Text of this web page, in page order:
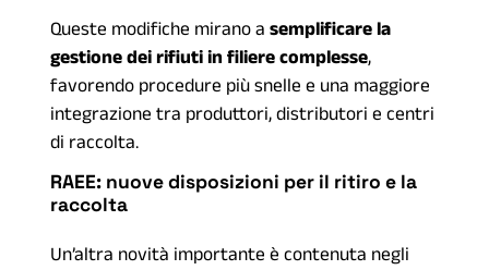
Queste modifiche mirano a semplificare la
gestione dei rifiuti in filiere complesse,
favorendo procedure più snelle e una maggiore
integrazione tra produttori, distributori e centri
di raccolta.
RAEE: nuove disposizioni per il ritiro e la
raccolta
Un’altra novità importante è contenuta negli